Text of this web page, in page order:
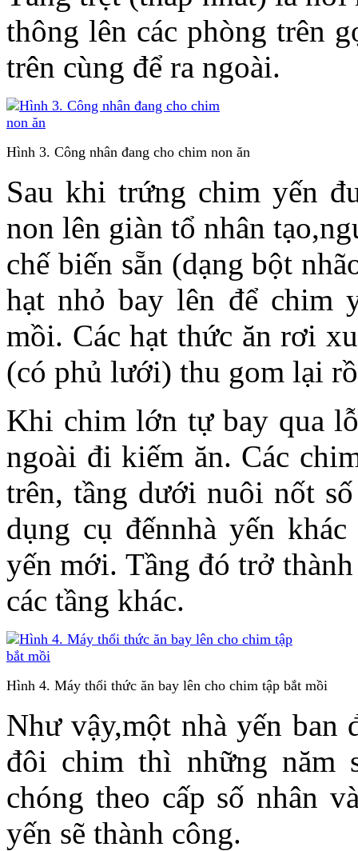
thông lên các phòng trên
trên cùng để ra ngoài.
Hình 3. Công nhân đang cho chim non ăn
Sau khi trứng chim yến
non lên giàn tổ nhân
chế biến sẵn (dạng bột
hạt nhỏ bay lên để chim
mồi. Các hạt thức ăn rơi
(có phủ lưới) thu gom lại
Khi chim lớn tự bay qua
ngoài đi kiếm ăn. Các
trên, tầng dưới nuôi nốt
dụng cụ đếnnhà yến
yến mới. Tầng đó trở
các tầng khác.
Hình 4. Máy thổi thức ăn bay lên cho chim tập bắt mồi
Như vậy,một nhà yến ban
đôi chim thì những năm
chóng theo cấp số nhân
yến sẽ thành công.